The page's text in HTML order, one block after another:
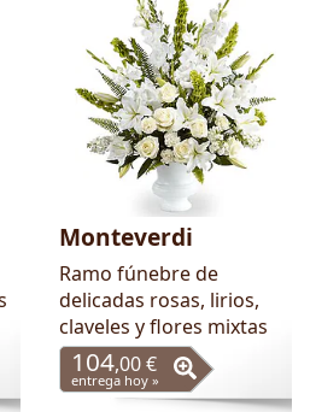
Monteverdi
Ramo fúnebre de
delicadas rosas, lirios,
claveles y flores mixtas
104,00 €
entrega hoy »